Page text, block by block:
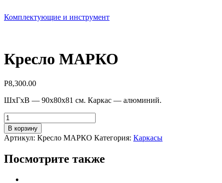
Комплектующие и инструмент
Кресло МАРКО
Р8,300.00
ШхГхВ — 90х80х81 см. Каркас — алюминий.
Количество
товара
Кресло
МАРКО
В корзину
Артикул: Кресло МАРКО Категория: Каркасы
Посмотрите также